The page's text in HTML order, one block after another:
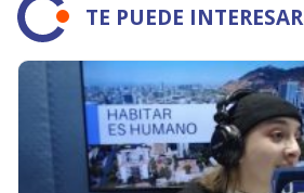
TE PUEDE INTERESAR